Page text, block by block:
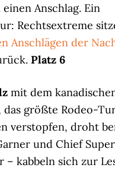
Anschlag. Ein
Rechtsextreme
Anschlägen der
Platz 6
mit dem
das größte Rodeo-
verstopfen, droht
und Chief
– kabbeln sich zur